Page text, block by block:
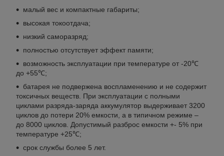
малый вес и компактные габариты;
высокая токоотдача;
низкий саморазряд;
полностью отсутствует эффект памяти;
возможность эксплуатации при температуре от -20℃
до +55℃;
батарея не подвержена воспламенению и не содержит
токсичных веществ. При эксплуатации с полными
циклами разряда-заряда аккумулятор выдерживает 3200
циклов до потери 20% емкости, а в типичном режиме –
до 8000 циклов. Допустимый разброс емкости +- 5% при
температуре +25℃;
срок службы более 5 лет.